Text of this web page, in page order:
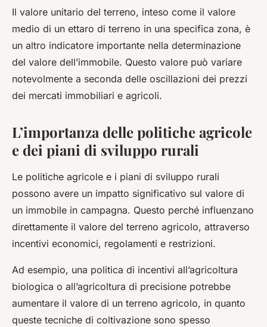
Il valore unitario del terreno, inteso come il valore
medio di un ettaro di terreno in una specifica zona, è
un altro indicatore importante nella determinazione
del valore dell’immobile. Questo valore può variare
notevolmente a seconda delle oscillazioni dei prezzi
dei mercati immobiliari e agricoli.
L’importanza delle politiche agricole
e dei piani di sviluppo rurali
Le politiche agricole e i piani di sviluppo rurali
possono avere un impatto significativo sul valore di
un immobile in campagna. Questo perché influenzano
direttamente il valore del terreno agricolo, attraverso
incentivi economici, regolamenti e restrizioni.
Ad esempio, una politica di incentivi all’agricoltura
biologica o all’agricoltura di precisione potrebbe
aumentare il valore di un terreno agricolo, in quanto
queste tecniche di coltivazione sono spesso